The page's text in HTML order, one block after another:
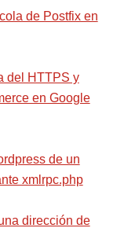
de Postfix en
del HTTPS y
en Google
de un
xmlrpc.php
dirección de